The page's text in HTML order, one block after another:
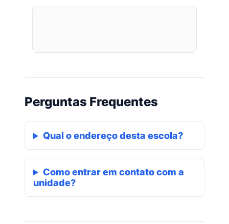
Perguntas Frequentes
Qual o endereço desta escola?
Como entrar em contato com a
unidade?